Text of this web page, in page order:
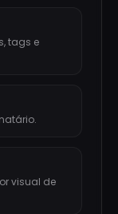
tags e
visual de